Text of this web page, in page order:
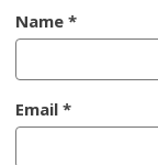
Name*
Email*